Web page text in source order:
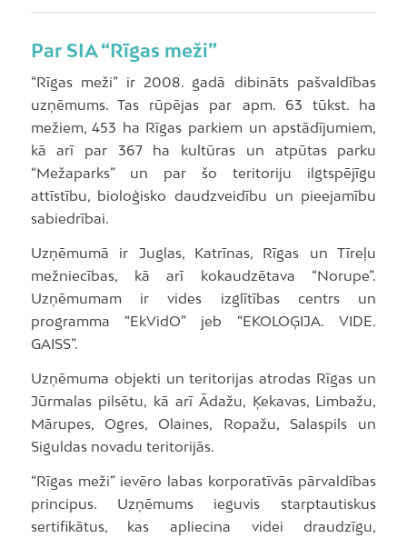
Par SIA “Rīgas meži”
“Rīgas meži” ir 2008. gadā dibināts pašvaldības
uzņēmums. Tas rūpējas par apm. 63 tūkst. ha
mežiem, 453 ha Rīgas parkiem un apstādījumiem,
kā arī par 367 ha kultūras un atpūtas parku
“Mežaparks” un par šo teritoriju ilgtspējīgu
attīstību, bioloģisko daudzveidību un pieejamību
sabiedrībai.
Uzņēmumā ir Juglas, Katrīnas, Rīgas un Tīreļu
mežniecības, kā arī kokaudzētava “Norupe”.
Uzņēmumam ir vides izglītības centrs un
programma “EkVidO” jeb “EKOLOĢIJA. VIDE.
GAISS”.
Uzņēmuma objekti un teritorijas atrodas Rīgas un
Jūrmalas pilsētu, kā arī Ādažu, Ķekavas, Limbažu,
Mārupes, Ogres, Olaines, Ropažu, Salaspils un
Siguldas novadu teritorijās.
“Rīgas meži” ievēro labas korporatīvās pārvaldības
principus. Uzņēmums ieguvis starptautiskus
sertifikātus, kas apliecina videi draudzīgu,